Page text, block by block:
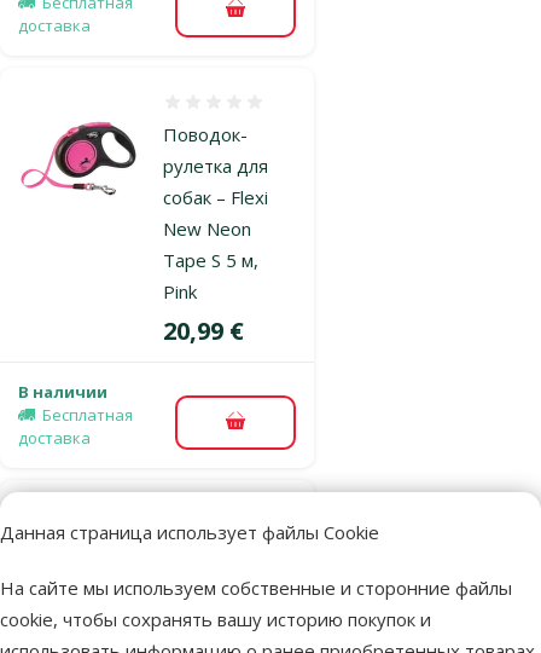
Данная страница использует файлы Cookie
На сайте мы используем собственные и сторонние файлы
cookie, чтобы сохранять вашу историю покупок и
доставка
В корзину
Поводок-
рулетка для
собак – Flexi
New Neon
Tape S 5 м,
Pink
Цена
20,99 €
В наличии
Бесплатная
доставка
В корзину
Поводок-
рулетка для